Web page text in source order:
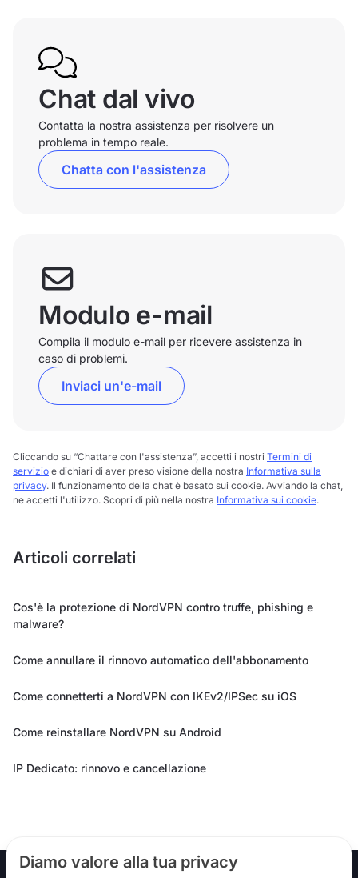
Diamo valore alla tua privacy
Chat dal vivo
Contatta la nostra assistenza per risolvere un
problema in tempo reale.
Chatta con l'assistenza
Modulo e-mail
Compila il modulo e-mail per ricevere assistenza in
caso di problemi.
Inviaci un'e-mail
Cliccando su “Chattare con l'assistenza”, accetti i nostri Termini di
servizio e dichiari di aver preso visione della nostra Informativa sulla
privacy. Il funzionamento della chat è basato sui cookie. Avviando la chat,
ne accetti l'utilizzo. Scopri di più nella nostra Informativa sui cookie.
Articoli correlati
Cos'è la protezione di NordVPN contro truffe, phishing e
malware?
Come annullare il rinnovo automatico dell'abbonamento
Come connetterti a NordVPN con IKEv2/IPSec su iOS
Come reinstallare NordVPN su Android
IP Dedicato: rinnovo e cancellazione